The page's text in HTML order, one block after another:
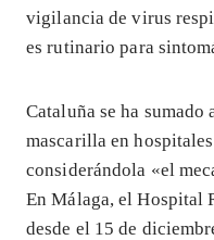
vigilancia de virus
es rutinario para
Cataluña se ha
mascarilla en
considerándola «el
En Málaga, el Hospital
desde el 15 de